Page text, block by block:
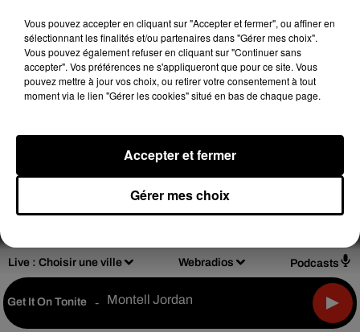
Live : Choisir une ville Webradios Podcasts
Get It On Tonite - Montell Jordan
DesignOlivier Varma
Mentions légales
2025 2024
Vous pouvez accepter en cliquant sur "Accepter et fermer", ou affiner en
sélectionnant les finalités et/ou partenaires dans "Gérer mes choix".
Vous pouvez également refuser en cliquant sur "Continuer sans
accepter". Vos préférences ne s'appliqueront que pour ce site. Vous
pouvez mettre à jour vos choix, ou retirer votre consentement à tout
moment via le lien "Gérer les cookies" situé en bas de chaque page.
Gérer mes choix
Accepter et fermer